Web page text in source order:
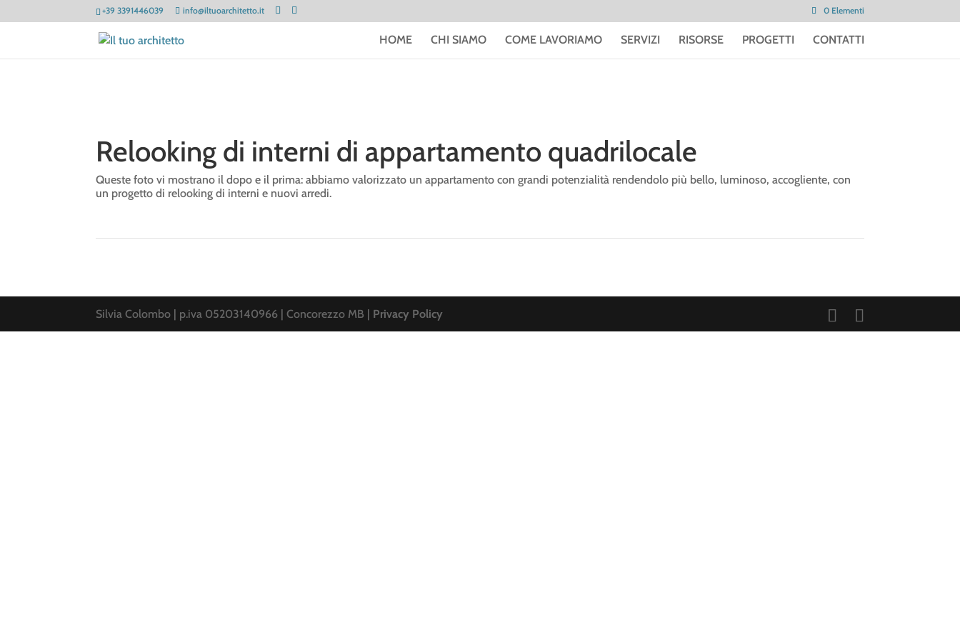
+39 3391446039 info@iltuoarchitetto.it 0 Elementi
HOME CHI SIAMO COME LAVORIAMO SERVIZI RISORSE PROGETTI CONTATTI
Relooking di interni di appartamento quadrilocale
Queste foto vi mostrano il dopo e il prima: abbiamo valorizzato un appartamento con grandi potenzialità rendendolo più bello, luminoso, accogliente, con
un progetto di relooking di interni e nuovi arredi.
Silvia Colombo | p.iva 05203140966 | Concorezzo MB | Privacy Policy